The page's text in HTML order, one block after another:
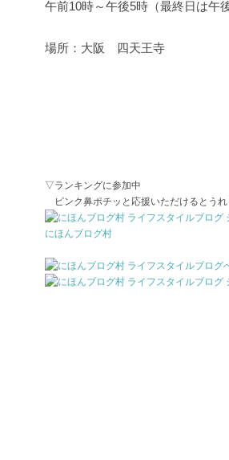
午前10時～午後5時（最終日は午後
場所：大阪 四天王寺
▽ランキングに参加中
ピンク鼻ポチッと応援いただけるとう
にほんブログ村